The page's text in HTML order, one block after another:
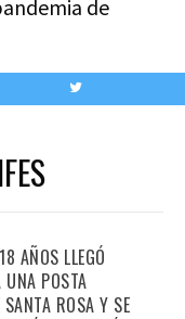
de
AÑOS LLEGÓ
POSTA
ROSA Y SE